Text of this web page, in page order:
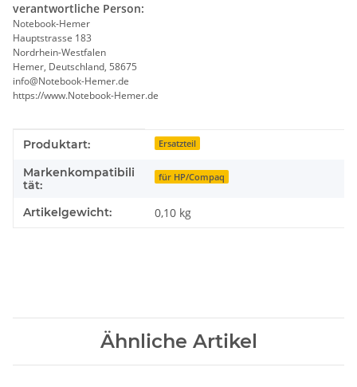
verantwortliche Person:
Notebook-Hemer
Hauptstrasse 183
Nordrhein-Westfalen
Hemer, Deutschland, 58675
info@Notebook-Hemer.de
https://www.Notebook-Hemer.de
Produkteigenschaft
Wert
Produktart: Ersatzteil
Markenkompatibili
tät:
für HP/Compaq
Artikelgewicht: 0,10 kg
Ähnliche Artikel